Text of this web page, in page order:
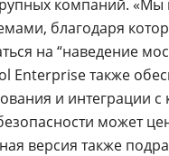
компаний. «Мы
благодаря
на “наведение
Enterprise также
и интеграции
может
версия также